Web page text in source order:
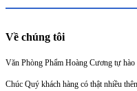
Về chúng tôi
Văn Phòng Phẩm Hoàng Cương tự
Chúc Quý khách hàng có thật nhiều